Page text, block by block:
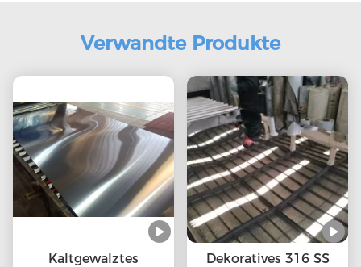
Verwandte Produkte
Kaltgewalztes
Dekoratives 316 SS